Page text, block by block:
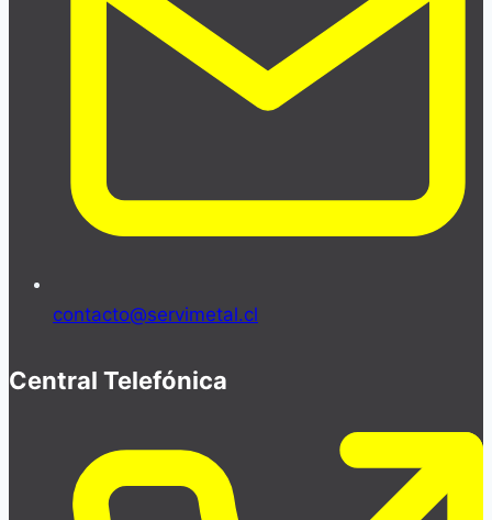
contacto@servimetal.cl
Central Telefónica